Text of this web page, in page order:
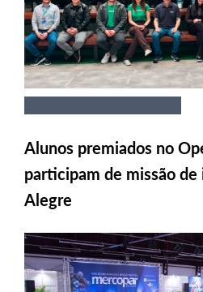
Alunos premiados no
participam de missão
Alegre